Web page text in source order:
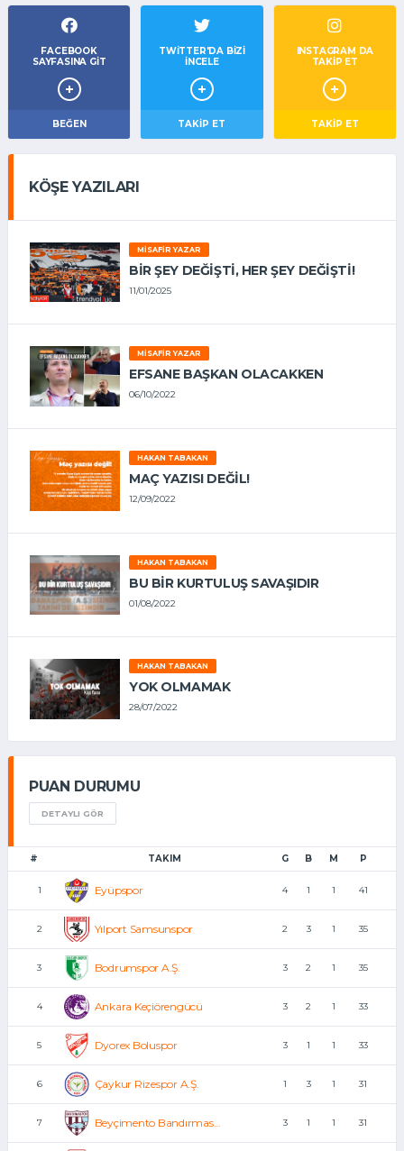
FACEBOOK
SAYFASINA GIT
BEĞEN
TWITTER'DA BIZI
İNCELE
TAKIP ET
INSTAGRAM DA
TAKİP ET
TAKİP ET
KÖŞE YAZILARI
MISAFIR YAZAR
BIR ŞEY DEĞIŞTI, HER ŞEY DEĞIŞTI!
11/01/2025
MISAFIR YAZAR
EFSANE BAŞKAN OLACAKKEN
06/10/2022
HAKAN TABAKAN
MAÇ YAZISI DEĞİL!
12/09/2022
HAKAN TABAKAN
BU BİR KURTULUŞ SAVAŞIDIR
01/08/2022
HAKAN TABAKAN
YOK OLMAMAK
28/07/2022
PUAN DURUMU
DETAYLI GÖR
# TAKIM G B M P
1 Eyüpspor 4 1 1 41
2 Yılport Samsunspor 2 3 1 35
3 Bodrumspor A.Ş. 3 2 1 35
4 Ankara Keçiörengücü 3 2 1 33
5 Dyorex Boluspor 3 1 1 33
6 Çaykur Rizespor A.Ş. 1 3 1 31
7 Beyçimento Bandırmas... 3 1 1 31